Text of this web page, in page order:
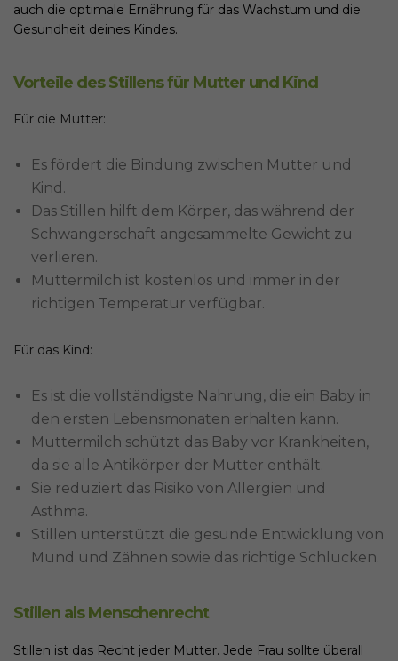
auch die optimale Ernährung für das Wachstum und die
Gesundheit deines Kindes.
Vorteile des Stillens für Mutter und Kind
Für die Mutter:
Es fördert die Bindung zwischen Mutter und
Kind.
Das Stillen hilft dem Körper, das während der
Schwangerschaft angesammelte Gewicht zu
verlieren.
Muttermilch ist kostenlos und immer in der
richtigen Temperatur verfügbar.
Für das Kind:
Es ist die vollständigste Nahrung, die ein Baby in
den ersten Lebensmonaten erhalten kann.
Muttermilch schützt das Baby vor Krankheiten,
da sie alle Antikörper der Mutter enthält.
Sie reduziert das Risiko von Allergien und
Asthma.
Stillen unterstützt die gesunde Entwicklung von
Mund und Zähnen sowie das richtige Schlucken.
Stillen als Menschenrecht
Stillen ist das Recht jeder Mutter. Jede Frau sollte überall